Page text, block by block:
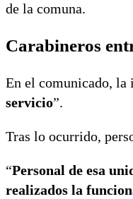
de la comuna.
Carabineros
En el comunicado,
servicio”.
Tras lo ocurrido,
“Personal de esa
realizados la